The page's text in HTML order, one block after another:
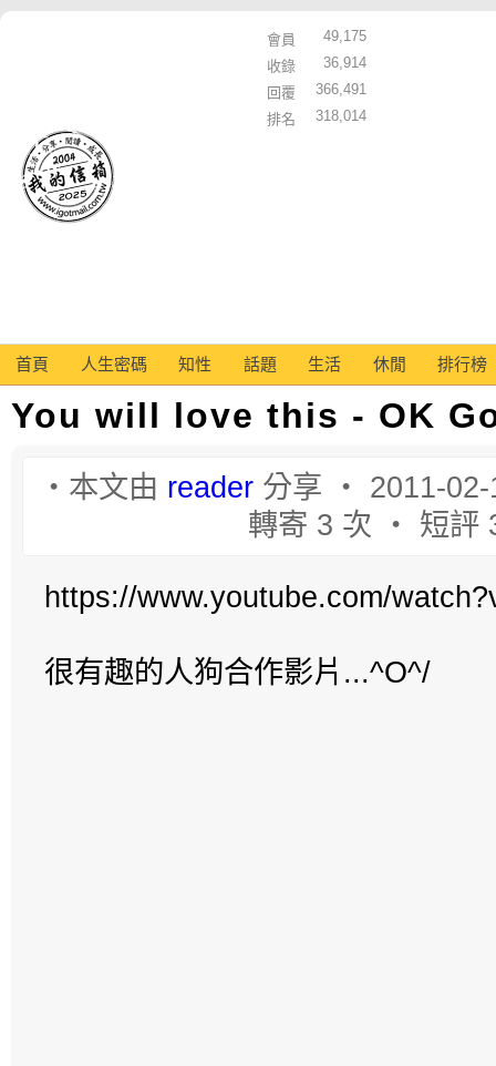
會員
49,175
收錄
36,914
回覆
366,491
排名
318,014
首頁 人生密碼 知性 話題 生活 休閒 排行榜
You will love this - OK
‧本文由 reader 分享 ‧ 2011-
轉寄 3 次 ‧ 短評
https://www.youtube.com/
很有趣的人狗合作影片...^O^/